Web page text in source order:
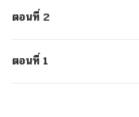
ตอนที่ 2
ตอนที่ 1